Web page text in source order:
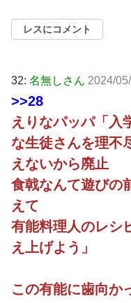
レスにコメント
32: 名無しさん 2024/
>>28
えりなパッパ「入
な生徒さんを理不
えないから廃止
食戟なんて遊びの
えて
有能料理人のレシ
え上げよう」
この有能に歯向か